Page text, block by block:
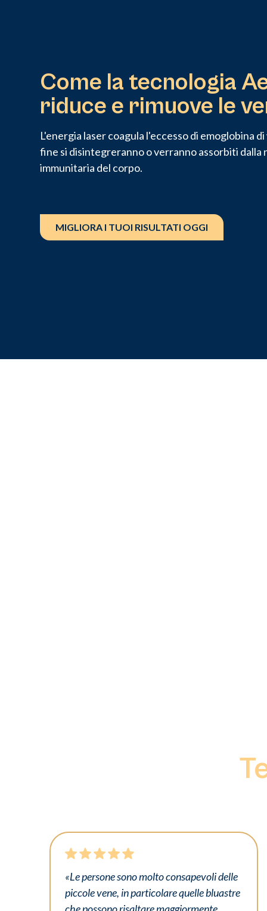
Come la tecnologia
riduce e rimuove le
L'energia laser coagula l'eccesso di emoglobina
fine si disintegreranno o verranno assorbiti dalla
immunitaria del corpo.
MIGLIORA I TUOI RISULTATI OGGI
«Le persone sono molto consapevoli delle
piccole vene, in particolare quelle bluastre